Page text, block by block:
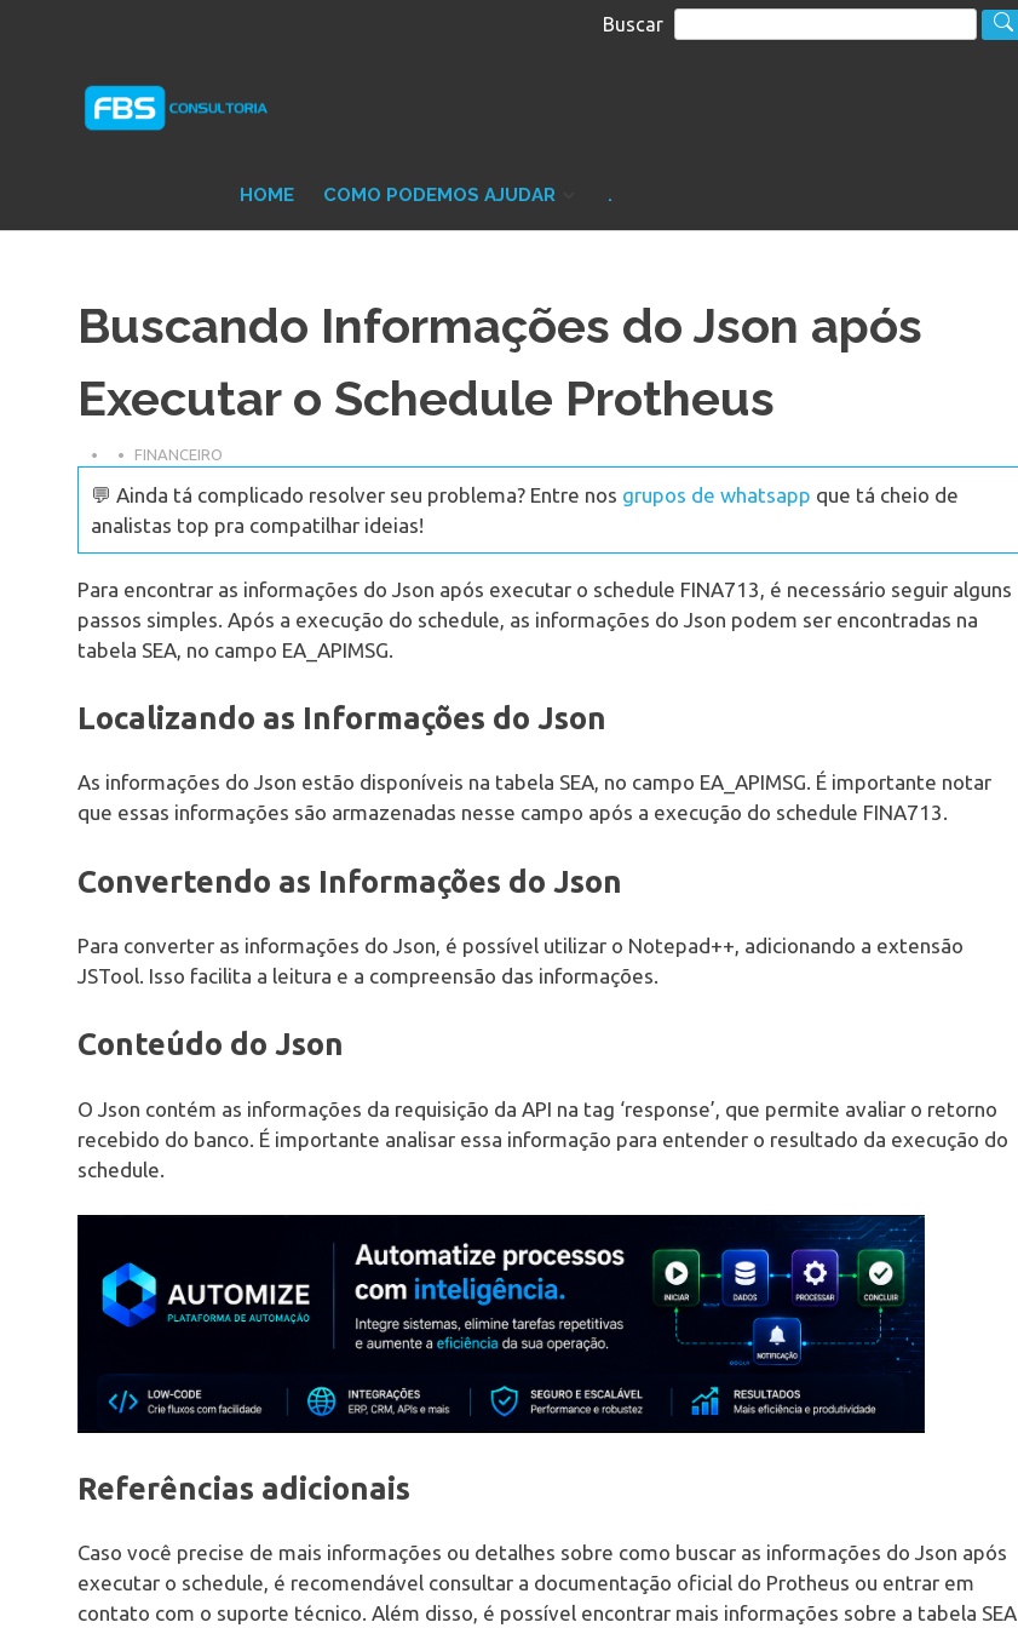
Buscar
Protheus
TOTVS
HOME COMO PODEMOS AJUDAR .
Buscando Informações do Json após
Executar o Schedule Protheus
FINANCEIRO
💬 Ainda tá complicado resolver seu problema? Entre nos grupos de whatsapp que tá cheio de
analistas top pra compatilhar ideias!
Para encontrar as informações do Json após executar o schedule FINA713, é necessário seguir alguns
passos simples. Após a execução do schedule, as informações do Json podem ser encontradas na
tabela SEA, no campo EA_APIMSG.
Localizando as Informações do Json
As informações do Json estão disponíveis na tabela SEA, no campo EA_APIMSG. É importante notar
que essas informações são armazenadas nesse campo após a execução do schedule FINA713.
Convertendo as Informações do Json
Para converter as informações do Json, é possível utilizar o Notepad++, adicionando a extensão
JSTool. Isso facilita a leitura e a compreensão das informações.
Conteúdo do Json
O Json contém as informações da requisição da API na tag ‘response’, que permite avaliar o retorno
recebido do banco. É importante analisar essa informação para entender o resultado da execução do
schedule.
Referências adicionais
Caso você precise de mais informações ou detalhes sobre como buscar as informações do Json após
executar o schedule, é recomendável consultar a documentação oficial do Protheus ou entrar em
contato com o suporte técnico. Além disso, é possível encontrar mais informações sobre a tabela SEA